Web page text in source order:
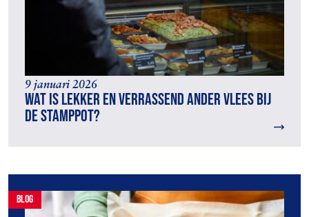
9 januari 2026
Wat is lekker en verrassend ander vlees bij
de stamppot?
blog